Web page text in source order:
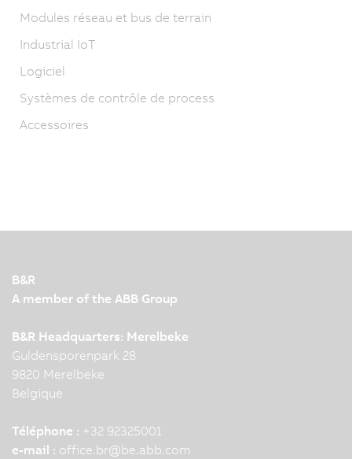
Modules réseau et bus de terrain
Industrial IoT
Logiciel
Systèmes de contrôle de process
Accessoires
B&R
A member of the ABB Group
B&R Headquarters: Merelbeke
Guldensporenpark 28
9820 Merelbeke
Belgique
Téléphone : +32 92325001
e-mail : office.br@be.abb.com